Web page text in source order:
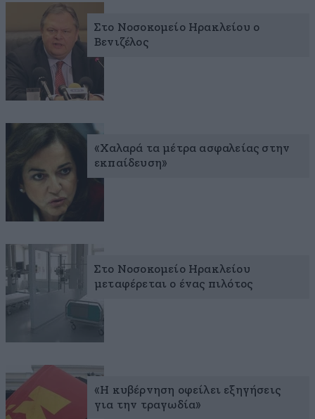
Στο Νοσοκομείο Ηρακλείου ο
Βενιζέλος
«Χαλαρά τα μέτρα ασφαλείας στην
εκπαίδευση»
Στο Νοσοκομείο Ηρακλείου
μεταφέρεται ο ένας πιλότος
«Η κυβέρνηση οφείλει εξηγήσεις
για την τραγωδία»